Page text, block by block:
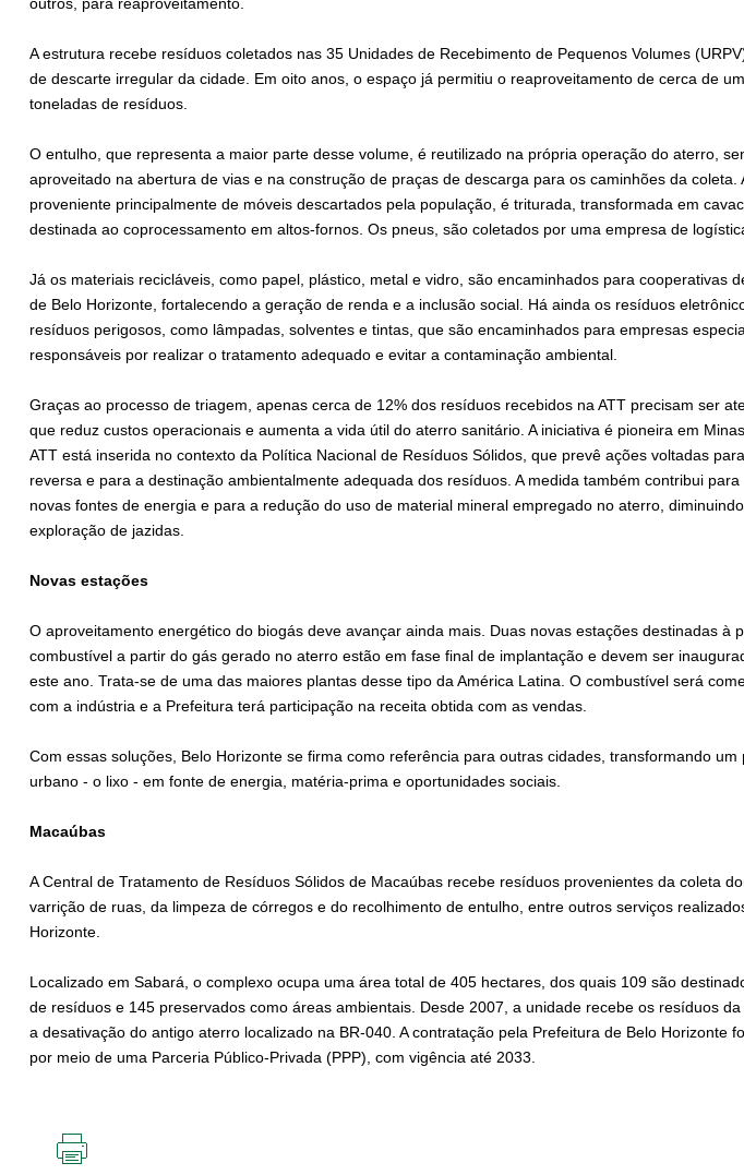
outros, para reaproveitamento.
A estrutura recebe resíduos coletados nas 35 Unidades de Recebimento de Pequenos Volumes
de descarte irregular da cidade. Em oito anos, o espaço já permitiu o reaproveitamento de cerca de
toneladas de resíduos.
O entulho, que representa a maior parte desse volume, é reutilizado na própria operação do aterro,
aproveitado na abertura de vias e na construção de praças de descarga para os caminhões da coleta.
proveniente principalmente de móveis descartados pela população, é triturada, transformada em
destinada ao coprocessamento em altos-fornos. Os pneus, são coletados por uma empresa de
Já os materiais recicláveis, como papel, plástico, metal e vidro, são encaminhados para cooperativas
de Belo Horizonte, fortalecendo a geração de renda e a inclusão social. Há ainda os resíduos
resíduos perigosos, como lâmpadas, solventes e tintas, que são encaminhados para empresas
responsáveis por realizar o tratamento adequado e evitar a contaminação ambiental.
Graças ao processo de triagem, apenas cerca de 12% dos resíduos recebidos na ATT precisam ser
que reduz custos operacionais e aumenta a vida útil do aterro sanitário. A iniciativa é pioneira em
ATT está inserida no contexto da Política Nacional de Resíduos Sólidos, que prevê ações voltadas
reversa e para a destinação ambientalmente adequada dos resíduos. A medida também contribui
novas fontes de energia e para a redução do uso de material mineral empregado no aterro,
exploração de jazidas.
Novas estações
O aproveitamento energético do biogás deve avançar ainda mais. Duas novas estações destinadas à
combustível a partir do gás gerado no aterro estão em fase final de implantação e devem ser
este ano. Trata-se de uma das maiores plantas desse tipo da América Latina. O combustível será
com a indústria e a Prefeitura terá participação na receita obtida com as vendas.
Com essas soluções, Belo Horizonte se firma como referência para outras cidades, transformando um
urbano - o lixo - em fonte de energia, matéria-prima e oportunidades sociais.
Macaúbas
A Central de Tratamento de Resíduos Sólidos de Macaúbas recebe resíduos provenientes da coleta
varrição de ruas, da limpeza de córregos e do recolhimento de entulho, entre outros serviços
Horizonte.
Localizado em Sabará, o complexo ocupa uma área total de 405 hectares, dos quais 109 são
de resíduos e 145 preservados como áreas ambientais. Desde 2007, a unidade recebe os resíduos
a desativação do antigo aterro localizado na BR-040. A contratação pela Prefeitura de Belo Horizonte
por meio de uma Parceria Público-Privada (PPP), com vigência até 2033.